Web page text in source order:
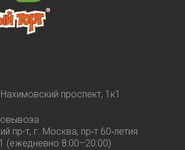
проспект, 1к1
пр-т, г. Москва, пр‑т 60‑летия
(ежедневно 8:00–20:00)